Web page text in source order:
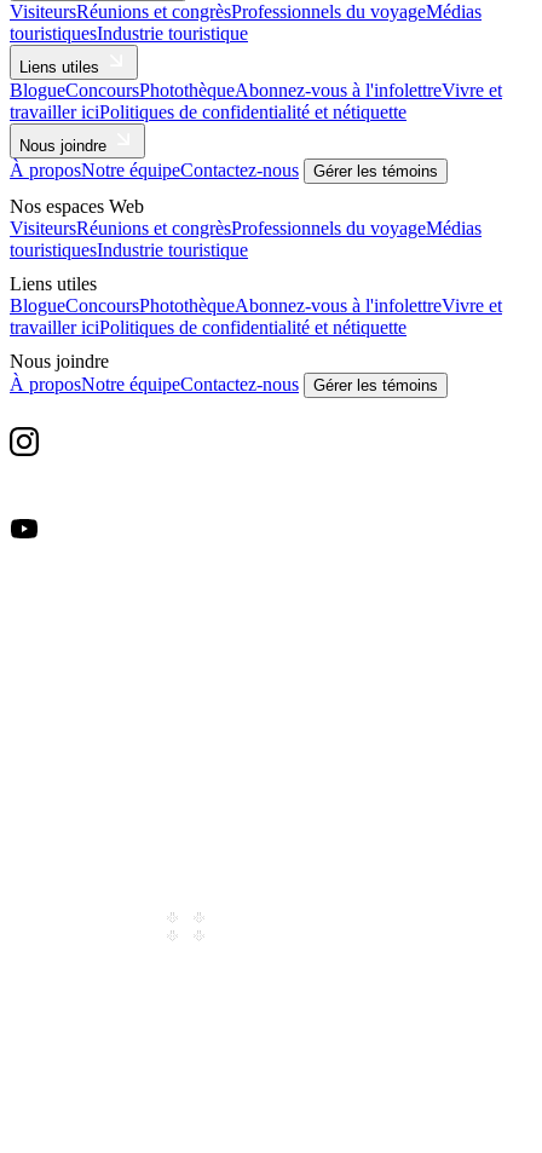
VisiteursRéunions et congrèsProfessionnels du voyageMédias
touristiquesIndustrie touristique
Liens utiles
BlogueConcoursPhotothèqueAbonnez-vous à l'infolettreVivre et
travailler iciPolitiques de confidentialité et nétiquette
Nous joindre
À proposNotre équipeContactez-nous Gérer les témoins
Nos espaces Web
VisiteursRéunions et congrèsProfessionnels du voyageMédias
touristiquesIndustrie touristique
Liens utiles
BlogueConcoursPhotothèqueAbonnez-vous à l'infolettreVivre et
travailler iciPolitiques de confidentialité et nétiquette
Nous joindre
À proposNotre équipeContactez-nous Gérer les témoins